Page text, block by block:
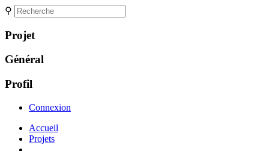
⚲
Projet
Général
Profil
Connexion
Accueil
Projets